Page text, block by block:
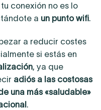
tu conexión no es lo
a un punto wifi
a reducir costes
si estás en
, ya que
adiós a las costosas
una más «saludable»
.